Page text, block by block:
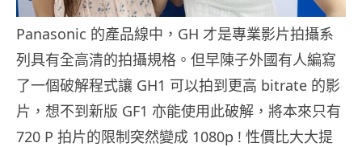
Panasonic 的產品線中，GH 才是專業影片拍攝系
列具有全高清的拍攝規格。但早陳子外國有人編寫
了一個破解程式讓 GH1 可以拍到更高 bitrate 的影
片，想不到新版 GF1 亦能使用此破解，將本來只有
720 P 拍片的限制突然變成 1080p ! 性價比大大提